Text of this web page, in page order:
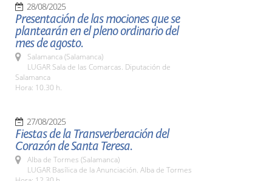
28/08/2025
Presentación de las mociones que se
plantearán en el pleno ordinario del
mes de agosto.
Salamanca (Salamanca)
LUGAR Sala de las Comarcas. Diputación de
Salamanca
Hora: 10.30 h.
27/08/2025
Fiestas de la Transverberación del
Corazón de Santa Teresa.
Alba de Tormes (Salamanca)
LUGAR Basílica de la Anunciación. Alba de Tormes